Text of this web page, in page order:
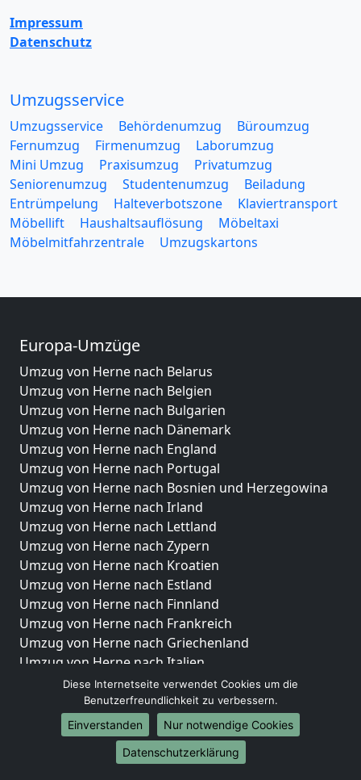
Impressum
Datenschutz
Umzugsservice
Umzugsservice Behördenumzug
Büroumzug
Fernumzug
Firmenumzug
Laborumzug
Mini Umzug
Praxisumzug
Privatumzug
Seniorenumzug
Studentenumzug
Beiladung
Entrümpelung
Halteverbotszone
Klaviertransport
Möbellift
Haushaltsauflösung
Möbeltaxi
Möbelmitfahrzentrale
Umzugskartons
Europa-Umzüge
Umzug von Herne nach Belarus
Umzug von Herne nach Belgien
Umzug von Herne nach Bulgarien
Umzug von Herne nach Dänemark
Umzug von Herne nach England
Umzug von Herne nach Portugal
Umzug von Herne nach Bosnien und Herzegowina
Umzug von Herne nach Irland
Umzug von Herne nach Lettland
Umzug von Herne nach Zypern
Umzug von Herne nach Kroatien
Umzug von Herne nach Estland
Umzug von Herne nach Finnland
Umzug von Herne nach Frankreich
Umzug von Herne nach Griechenland
Umzug von Herne nach Italien
Umzug von Herne nach Liechtenstein
Umzug von Herne nach Luxemburg
Umzug von Herne nach Niederlande
Umzug von Herne nach Norwegen
Umzüge-Deutschlandweit
Diese Internetseite verwendet Cookies um die
Benutzerfreundlichkeit zu verbessern.
Einverstanden
Nur notwendige Cookies
Datenschutzerklärung